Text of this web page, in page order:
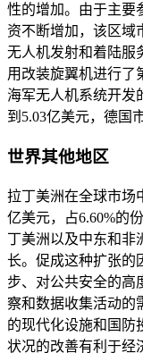
性的增加。由于主要
资不断增加，该区域
无人机发射和着陆服
用改装旋翼机进行了
海军无人机系统开发
到5.03亿美元，德国
世界其他地区
拉丁美洲在全球市场
亿美元，占6.60%的
丁美洲以及中东和非
长。促成这种扩张的
步、对公共安全的高
察和数据收集活动的
的现代化设施和国防
状况的改善有利于经